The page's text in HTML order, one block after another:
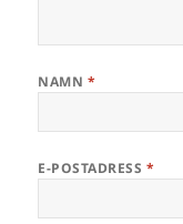
NAMN *
E-POSTADRESS *